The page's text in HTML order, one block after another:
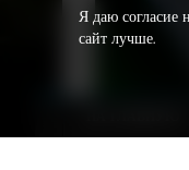
Я даю согласие
сайт лучше.